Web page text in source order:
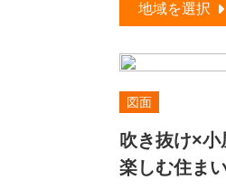
地域を選択
図面
吹き抜け×
楽しむ住ま